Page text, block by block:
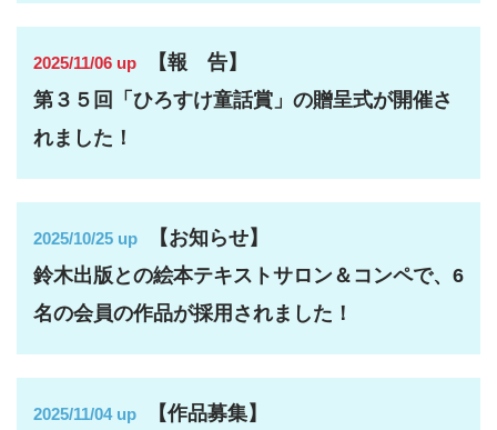
2025/11/06 up 【報 告】
第３５回「ひろすけ童話賞」の贈呈式が開催さ
れました！
2025/10/25 up
【お知らせ】
鈴木出版との絵本テキストサロン＆コンペで、6
名の会員の作品が採用されました！
2025/11/04 up 【作品募集】